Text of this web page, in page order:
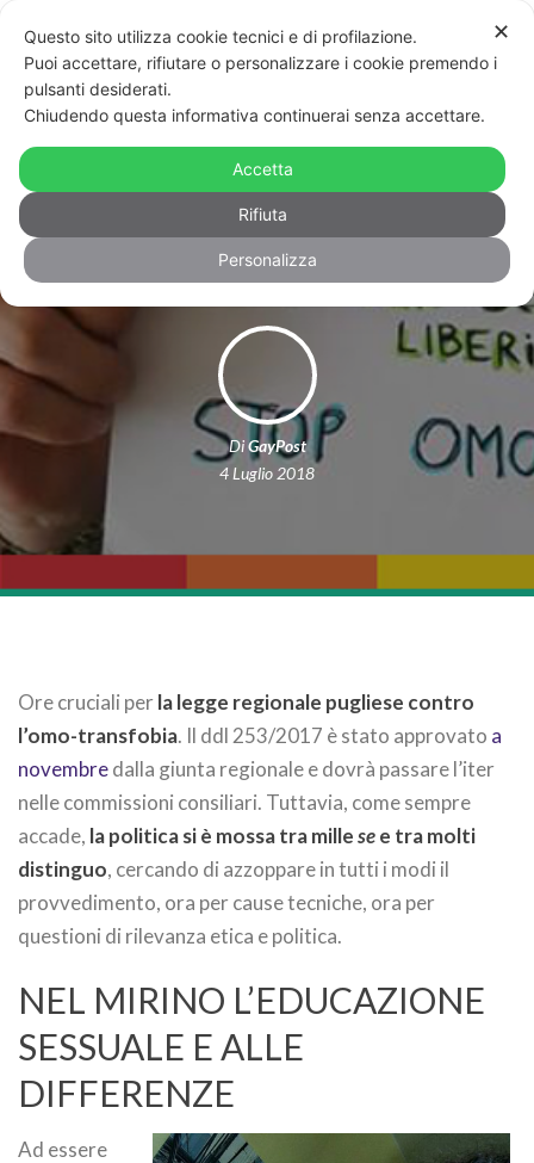
Legge regionale contro l’omo-
transfobia in Puglia, la protesta sui
social
DiGayPost
4 Luglio 2018
Ore cruciali perla legge regionale pugliese contro
l’omo-transfobia. Il ddl 253/2017 è stato approvato a
novembredalla giunta regionale e dovrà passare l’iter
nelle commissioni consiliari. Tuttavia, come sempre
accade, la politica si è mossa tra millesee tra molti
distinguo, cercando di azzoppare in tutti i modi il
provvedimento, ora per cause tecniche, ora per
questioni di rilevanza etica e politica.
NEL MIRINO L’EDUCAZIONE
SESSUALE E ALLE
DIFFERENZE
Ad essere
✕
Questo sito utilizza cookie tecnici e di profilazione.
Puoi accettare, rifiutare o personalizzare i cookie premendo i
pulsanti desiderati.
Chiudendo questa informativa continuerai senza accettare.
Accetta
Rifiuta
Personalizza